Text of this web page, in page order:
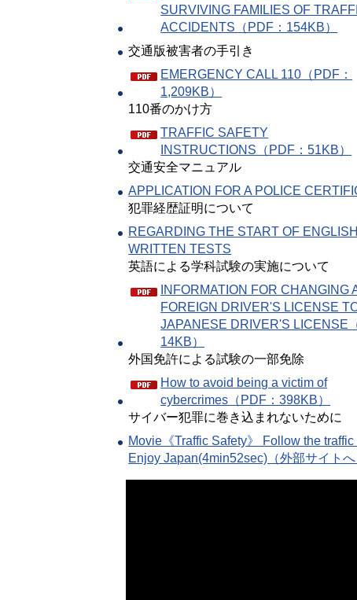
SURVIVING FAMILIES OF
ACCIDENTS（PDF：154KB）
交通版被害者の手引き
EMERGENCY CALL 110（PDF：
1,209KB）
110番のかけ方
TRAFFIC SAFETY
INSTRUCTIONS（PDF：51KB）
交通安全マニュアル
APPLICATION FOR A POLICE
犯罪経歴証明について
REGARDING THE START OF ENGLISH
WRITTEN TESTS
英語による学科試験の実施について
INFORMATION FOR CHANGING
FOREIGN DRIVER'S LICENSE
JAPANESE DRIVER'S LICENSE
14KB）
外国免許による試験の一部免除
How to avoid being a victim of
cybercrimes（PDF：398KB）
サイバー犯罪に巻き込まれないために
Movie《Traffic Safety》 Follow the traffic
Enjoy Japan(4min52sec)（外部サイトへ